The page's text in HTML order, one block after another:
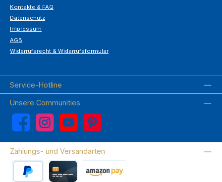
Kontakte & FAQ
Datenschutz
Impressum
AGB
Widerrufsrecht & Widerrufsformular
Service-Hotline
Unsere Communities
Facebook Instagram YouTube Pinterest
Zahlungs- und Versandarten